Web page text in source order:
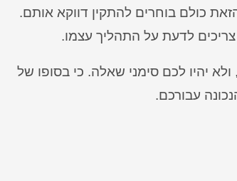
כולם בוחרים להתקין דווקא אותם.
לדעת על התהליך עצמו.
יהיו לכם סימני שאלה. כי בסופו של
עבורכם.